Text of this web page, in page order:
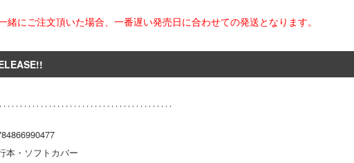
緒にご注文頂いた場合、一番遅い発売日に合わせての発送となります。
フトカバー